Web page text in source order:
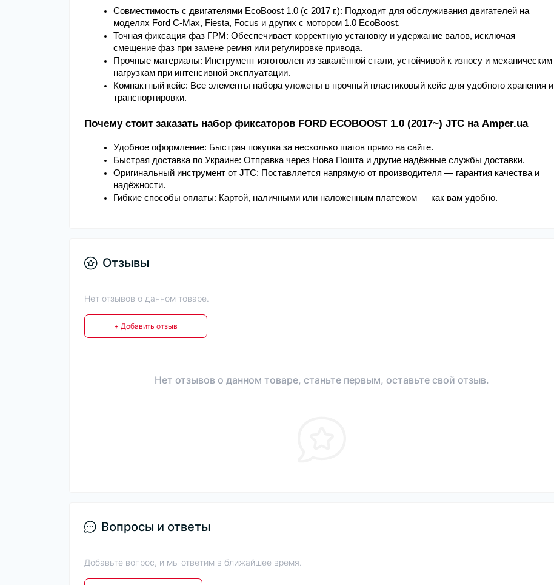
Совместимость с двигателями EcoBoost 1.0 (с 2017 г.): Подходит для обслуживания двигателей на
моделях Ford C-Max, Fiesta, Focus и других с мотором 1.0 EcoBoost.
Точная фиксация фаз ГРМ: Обеспечивает корректную установку и удержание валов, исключая
смещение фаз при замене ремня или регулировке привода.
Прочные материалы: Инструмент изготовлен из закалённой стали, устойчивой к износу и механическим
нагрузкам при интенсивной эксплуатации.
Компактный кейс: Все элементы набора уложены в прочный пластиковый кейс для удобного хранения и
транспортировки.
Почему стоит заказать набор фиксаторов FORD ECOBOOST 1.0 (2017~) JTC на Amper.ua
Удобное оформление: Быстрая покупка за несколько шагов прямо на сайте.
Быстрая доставка по Украине: Отправка через Нова Пошта и другие надёжные службы доставки.
Оригинальный инструмент от JTC: Поставляется напрямую от производителя — гарантия качества и
надёжности.
Гибкие способы оплаты: Картой, наличными или наложенным платежом — как вам удобно.
Отзывы
Нет отзывов о данном товаре.
+ Добавить отзыв
Нет отзывов о данном товаре, станьте первым, оставьте свой отзыв.
Вопросы и ответы
Добавьте вопрос, и мы ответим в ближайшее время.